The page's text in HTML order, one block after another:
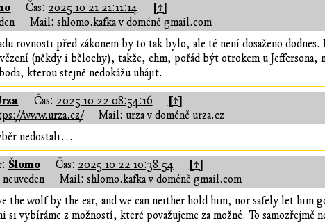
Čas: 2025-10-21 21:11:14 [↑]
Mail: shlomo.kafka v doméně gmail.com
rovnosti před zákonem by to tak bylo, ale té není dosaženo
(někdy i bělochy), takže, ehm, pořád být otrokem u Jeffersona,
kterou stejně nedokážu uhájit.
Čas: 2025-10-22 08:54:16 [↑]
www.urza.cz/
Mail: urza v doméně urza.cz
nedostali…
Šlomo Čas: 2025-10-22 10:38:54 [↑]
Mail: shlomo.kafka v doméně gmail.com
the wolf by the ear, and we can neither hold him, nor safely let him
si vybíráme z možností, které považujeme za možné. To samozřejmě